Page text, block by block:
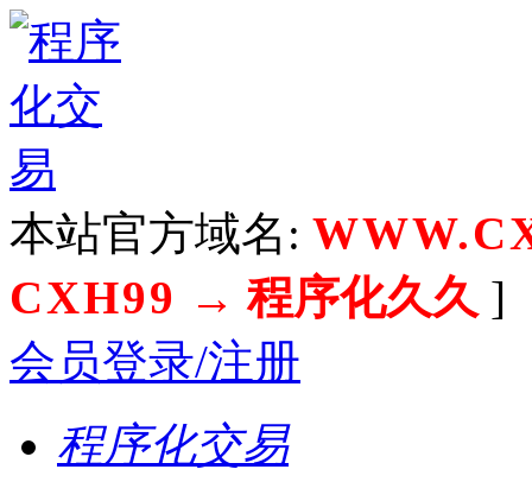
本站官方域名:
CXH99 → 程序化久久 ]
会员登录/注册
程序化交易